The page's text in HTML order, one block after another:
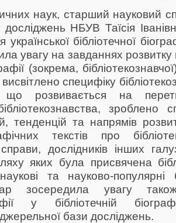
наук, старший науковий
досліджень НБУВ Таїсія
української бібліотечної
увагу на завданнях розвитку
(зокрема,
специфіку
що розвивається на
зроблено
тенденцій та напрямів
текстів про
справи, дослідників інших
яких була присвячена
та науково-популярні
зосередила увагу
у бібліотечній
бази досліджень.